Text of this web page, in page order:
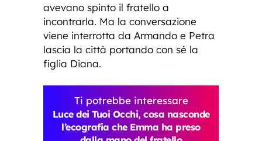
avevano spinto il fratello a
incontrarla. Ma la conversazione
viene interrotta da Armando e Petra
lascia la città portando con sé la
figlia Diana.
Ti potrebbe interessare
Luce dei Tuoi Occhi, cosa nasconde
l’ecografia che Emma ha preso